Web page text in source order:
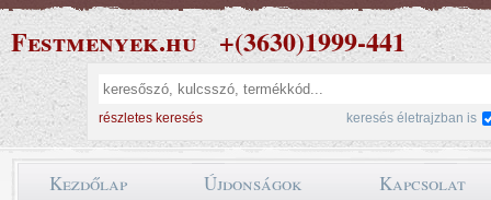
Festmenyek.hu +(3630)1999-441
részletes keresés keresés életrajzban is
Kezdőlap Újdonságok Kapcsolat